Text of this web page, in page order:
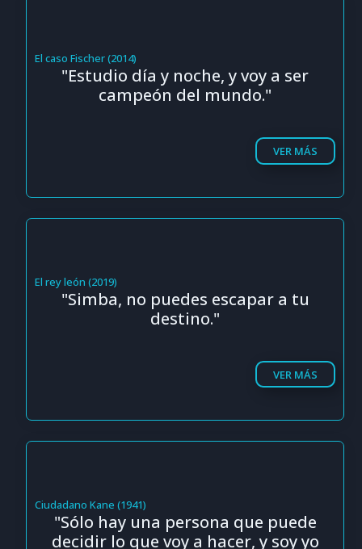
El caso Fischer (2014)
"Estudio día y noche, y voy a ser
campeón del mundo."
VER MÁS
El rey león (2019)
"Simba, no puedes escapar a tu
destino."
VER MÁS
Ciudadano Kane (1941)
"Sólo hay una persona que puede
decidir lo que voy a hacer, y soy yo